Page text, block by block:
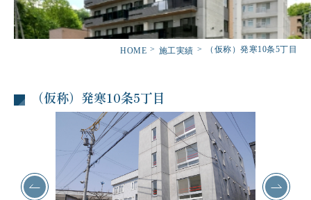
HOME 施工実績 （仮称）発寒10条5丁目
（仮称）発寒10条5丁目